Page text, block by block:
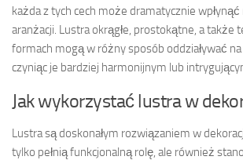
każda z tych cech może dramatycznie
aranżacji. Lustra okrągłe, prostokątne, a także
formach mogą w różny sposób oddziaływać
czyniąc je bardziej harmonijnym lub
Jak wykorzystać lustra w
Lustra są doskonałym rozwiązaniem w
tylko pełnią funkcjonalną rolę, ale również